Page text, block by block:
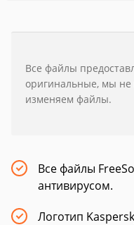
Все файлы
оригинальные, мы
изменяем файлы.
Все файлы
антивирусом.
Логотип